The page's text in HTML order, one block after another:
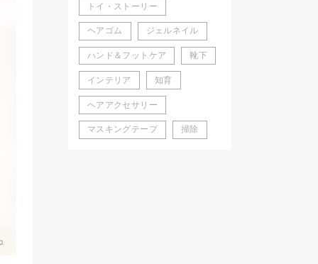
トイ・ストーリー
ヘアゴム ジェルネイル
ハンド＆フットケア 靴下
インテリア 知育
ヘアアクセサリー
マスキングテープ 掃除